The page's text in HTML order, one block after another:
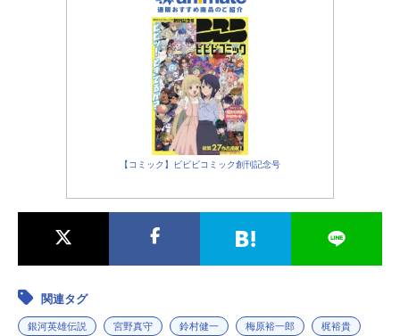
【コミック】ビビビコミック創刊記念号
関連タグ
銀河英雄伝説 宮野真守 鈴村健一 梅原裕一郎 梶裕貴